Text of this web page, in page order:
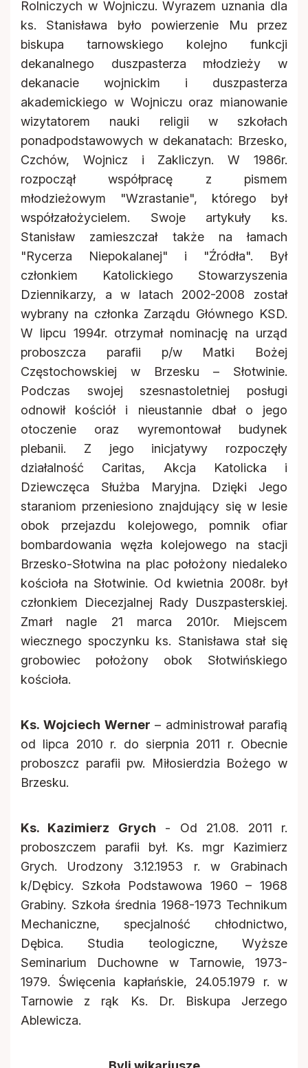
Rolniczych w Wojniczu. Wyrazem uznania dla
ks. Stanisława było powierzenie Mu przez
biskupa tarnowskiego kolejno funkcji
dekanalnego duszpasterza młodzieży w
dekanacie wojnickim i duszpasterza
akademickiego w Wojniczu oraz mianowanie
wizytatorem nauki religii w szkołach
ponadpodstawowych w dekanatach: Brzesko,
Czchów, Wojnicz i Zakliczyn. W 1986r.
rozpoczął współpracę z pismem
młodzieżowym "Wzrastanie", którego był
współzałożycielem. Swoje artykuły ks.
Stanisław zamieszczał także na łamach
"Rycerza Niepokalanej" i "Źródła". Był
członkiem Katolickiego Stowarzyszenia
Dziennikarzy, a w latach 2002-2008 został
wybrany na członka Zarządu Głównego KSD.
W lipcu 1994r. otrzymał nominację na urząd
proboszcza parafii p/w Matki Bożej
Częstochowskiej w Brzesku – Słotwinie.
Podczas swojej szesnastoletniej posługi
odnowił kościół i nieustannie dbał o jego
otoczenie oraz wyremontował budynek
plebanii. Z jego inicjatywy rozpoczęły
działalność Caritas, Akcja Katolicka i
Dziewczęca Służba Maryjna. Dzięki Jego
staraniom przeniesiono znajdujący się w lesie
obok przejazdu kolejowego, pomnik ofiar
bombardowania węzła kolejowego na stacji
Brzesko-Słotwina na plac położony niedaleko
kościoła na Słotwinie. Od kwietnia 2008r. był
członkiem Diecezjalnej Rady Duszpasterskiej.
Zmarł nagle 21 marca 2010r. Miejscem
wiecznego spoczynku ks. Stanisława stał się
grobowiec położony obok Słotwińskiego
kościoła.
Ks. Wojciech Werner – administrował parafią
od lipca 2010 r. do sierpnia 2011 r. Obecnie
proboszcz parafii pw. Miłosierdzia Bożego w
Brzesku.
Ks. Kazimierz Grych - Od 21.08. 2011 r.
proboszczem parafii był. Ks. mgr Kazimierz
Grych. Urodzony 3.12.1953 r. w Grabinach
k/Dębicy. Szkoła Podstawowa 1960 – 1968
Grabiny. Szkoła średnia 1968-1973 Technikum
Mechaniczne, specjalność chłodnictwo,
Dębica. Studia teologiczne, Wyższe
Seminarium Duchowne w Tarnowie, 1973-
1979. Święcenia kapłańskie, 24.05.1979 r. w
Tarnowie z rąk Ks. Dr. Biskupa Jerzego
Ablewicza.